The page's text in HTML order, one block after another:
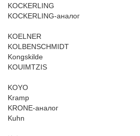
KOCKERLING
KOCKERLING-аналог
KOELNER
KOLBENSCHMIDT
Kongskilde
KOUIMTZIS
KOYO
Kramp
KRONE-аналог
Kuhn